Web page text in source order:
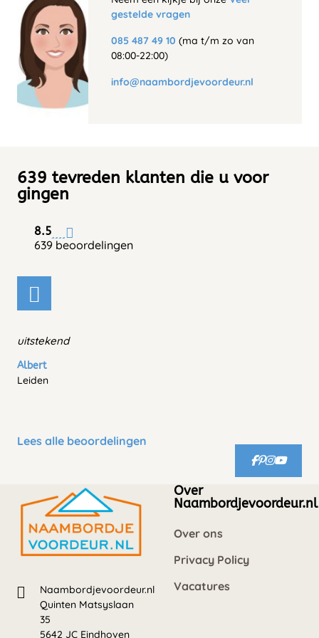
gestelde vragen
085 487 49 10 (ma t/m zo van
08:00-22:00)
info@naambordjevoordeur.nl
639 tevreden klanten die u voor
gingen
8.5
639 beoordelingen
uitstekend
Albert
Leiden
Lees alle beoordelingen
Naambordjevoordeur.nl
Quinten Matsyslaan
35
5642 JC Eindhoven
Over
Naambordjevoordeur.nl
Over ons
Privacy Policy
Vacatures